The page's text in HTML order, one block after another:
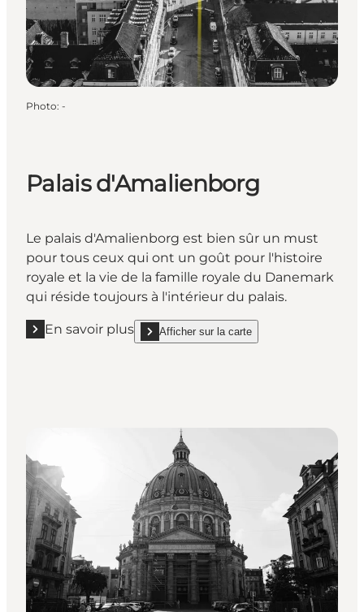
Photo: -
Palais d'Amalienborg
Le palais d'Amalienborg est bien sûr un must
pour tous ceux qui ont un goût pour l'histoire
royale et la vie de la famille royale du Danemark
qui réside toujours à l'intérieur du palais.
En savoir plus
En savoir plus "Palais d'Amalienborg "
Afficher sur la carte